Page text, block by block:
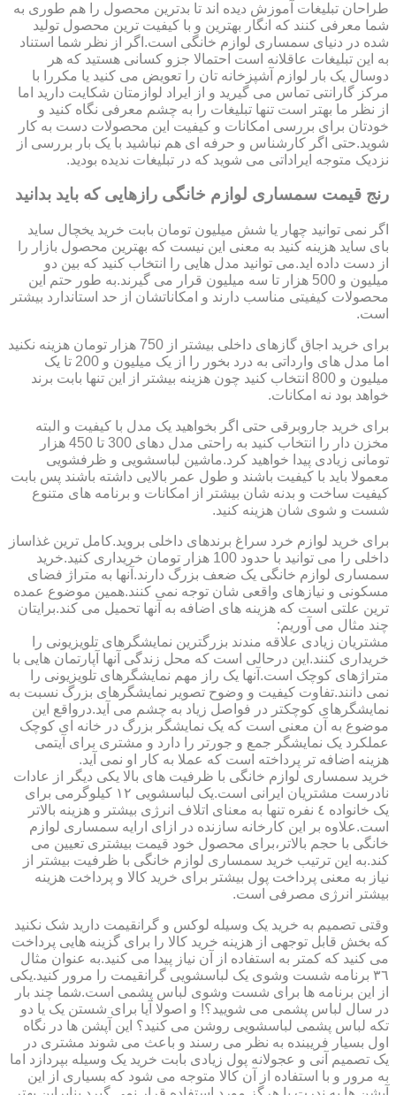
طراحان تبلیغات آموزش دیده اند تا بدترین محصول را هم طوری به
شما معرفی کنند که انگار بهترین و با کیفیت ترین محصول تولید
شده در دنیای سمساری لوازم خانگی است.اگر از نظر شما استناد
به این تبلیغات عاقلانه است احتمالا جزو کسانی هستید که هر
دوسال یک بار لوازم آشپزخانه تان را تعویض می کنید یا مکررا با
مرکز گارانتی تماس می گیرید و از ایراد لوازمتان شکایت دارید اما
از نظر ما بهتر است تنها تبلیغات را به چشم معرفی نگاه کنید و
خودتان برای بررسی امکانات و کیفیت این محصولات دست به کار
شوید.حتی اگر کارشناس و حرفه ای هم نباشید با یک بار بررسی از
نزدیک متوجه ایراداتی می شوید که در تبلیغات ندیده بودید.
رنج قیمت سمساری لوازم خانگی رازهایی که باید بدانید
اگر نمی توانید چهار یا شش میلیون تومان بابت خرید یخچال ساید
بای ساید هزینه کنید به معنی این نیست که بهترین محصول بازار را
از دست داده اید.می توانید مدل هایی را انتخاب کنید که بین دو
میلیون و 500 هزار تا سه میلیون قرار می گیرند.به طور حتم این
محصولات کیفیتی مناسب دارند و امکاناتشان از حد استاندارد بیشتر
است.
برای خرید اجاق گازهای داخلی بیشتر از 750 هزار تومان هزینه نکنید
اما مدل های وارداتی به درد بخور را از یک میلیون و 200 تا یک
میلیون و 800 انتخاب کنید چون هزینه بیشتر از این تنها بابت برند
خواهد بود نه امکانات.
برای خرید جاروبرقی حتی اگر بخواهید یک مدل با کیفیت و البته
مخزن دار را انتخاب کنید به راحتی مدل دهای 300 تا 450 هزار
تومانی زیادی پیدا خواهید کرد.ماشین لباسشویی و ظرفشویی
معمولا باید با کیفیت باشند و طول عمر بالایی داشته باشند پس بابت
کیفیت ساخت و بدنه شان بیشتر از امکانات و برنامه های متنوع
شست و شوی شان هزینه کنید.
برای خرید لوازم خرد سراغ برندهای داخلی بروید.کامل ترین غذاساز
داخلی را می توانید با حدود 100 هزار تومان خریداری کنید.خرید
سمساری لوازم خانگی یک ضعف بزرگ دارند.آنها به متراژ فضای
مسکونی و نیازهای واقعی شان توجه نمی کنند.همین موضوع عمده
ترین علتی است که هزینه های اضافه به آنها تحمیل می کند.برایتان
چند مثال می آوریم:
مشتریان زیادی علاقه مندند بزرگترین نمایشگرهای تلویزیونی را
خریداری کنند.این درحالی است که محل زندگی آنها آپارتمان هایی با
متراژهای کوچک است.آنها یک راز مهم نمایشگرهای تلویزیونی را
نمی دانند.تفاوت کیفیت و وضوح تصویر نمایشگرهای بزرگ نسبت به
نمایشگرهای کوچکتر در فواصل زیاد به چشم می آید.درواقع این
موضوع به آن معنی است که یک نمایشگر بزرگ در خانه ای کوچک
عملکرد یک نمایشگر جمع و جورتر را دارد و مشتری برای آیتمی
هزینه اضافه تر پرداخته است که عملا به کار او نمی آید.
خرید سمساری لوازم خانگی با ظرفیت های بالا یکی دیگر از عادات
نادرست مشتریان ایرانی است.یک لباسشویی ١٢ کیلوگرمی برای
یک خانواده ٤ نفره تنها به معنای اتلاف انرژی بیشتر و هزینه بالاتر
است.علاوه بر این کارخانه سازنده در ازای ارایه سمساری لوازم
خانگی با حجم بالاتر،برای محصول خود قیمت بیشتری تعیین می
کند.به این ترتیب خرید سمساری لوازم خانگی با ظرفیت بیشتر از
نیاز به معنی پرداخت پول بیشتر برای خرید کالا و پرداخت هزینه
بیشتر انرژی مصرفی است.
وقتی تصمیم به خرید یک وسیله لوکس و گرانقیمت دارید شک نکنید
که بخش قابل توجهی از هزینه خرید کالا را برای گزینه هایی پرداخت
می کنید که کمتر به استفاده از آن نیاز پیدا می کنید.به عنوان مثال
٣٦ برنامه شست وشوی یک لباسشویی گرانقیمت را مرور کنید.یکی
از این برنامه ها برای شست وشوی لباس پشمی است.شما چند بار
در سال لباس پشمی می شویید؟! و اصولا آیا برای شستن یک یا دو
تکه لباس پشمی لباسشویی روشن می کنید؟ این آپشن ها در نگاه
اول بسیار فریبنده به نظر می رسند و باعث می شوند مشتری در
یک تصمیم آنی و عجولانه پول زیادی بابت خرید یک وسیله بپردازد اما
به مرور و با استفاده از آن کالا متوجه می شود که بسیاری از این